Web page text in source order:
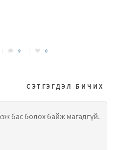
9 0
СЭТГЭГДЭЛ БИЧИХ
бас болох байж магадгүй.